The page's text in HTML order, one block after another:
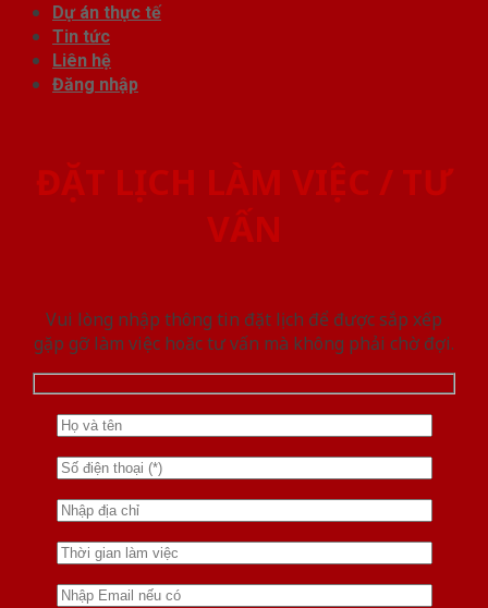
Dự án thực tế
Tin tức
Liên hệ
Đăng nhập
ĐẶT LỊCH LÀM VIỆC / TƯ
VẤN
Vui lòng nhập thông tin đặt lịch để được sắp xếp
gặp gỡ làm việc hoăc tư vấn mà không phải chờ đợi.